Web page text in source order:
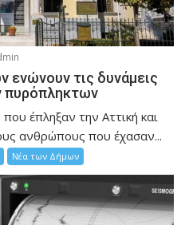
ενώνουν τις δυνάμεις
πυρόπληκτων
έπληξαν την Αττική και
ανθρώπους που έχασαν...
Νέα των Δήμων